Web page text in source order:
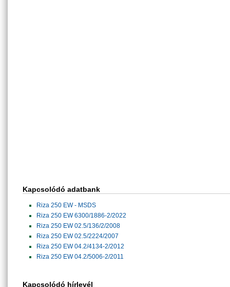
Kapcsolódó adatbank
Riza 250 EW - MSDS
Riza 250 EW 6300/1886-2/2022
Riza 250 EW 02.5/136/2/2008
Riza 250 EW 02.5/2224/2007
Riza 250 EW 04.2/4134-2/2012
Riza 250 EW 04.2/5006-2/2011
Kapcsolódó hírlevél